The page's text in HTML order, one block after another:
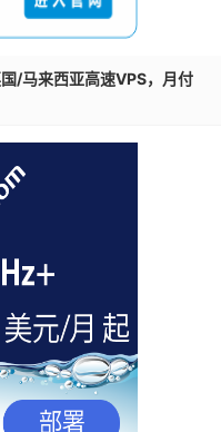
/马来西亚高速VPS，月付